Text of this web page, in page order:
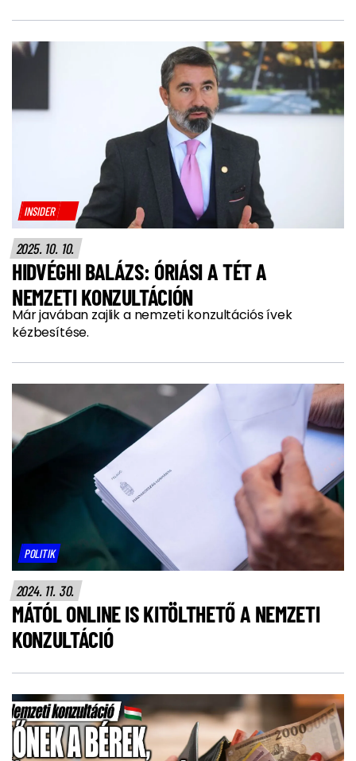
INSIDER
2025. 10. 10.
HIDVÉGHI BALÁZS: ÓRIÁSI A TÉT A
NEMZETI KONZULTÁCIÓN
Már javában zajlik a nemzeti konzultációs ívek
kézbesítése.
POLITIK
2024. 11. 30.
MÁTÓL ONLINE IS KITÖLTHETŐ A NEMZETI
KONZULTÁCIÓ